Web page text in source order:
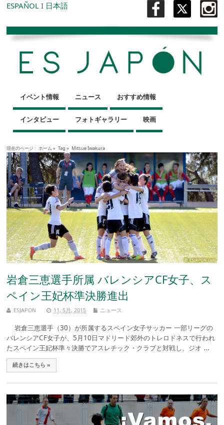
ESPAÑOL I 日本語
イベント情報 ニュース おすすめ情報
インタビュー フォトギャラリー 映画
現在のページ : ホーム » Tag » Mitsue Iwakura
岩倉三恵選手所属 バレンシアCF女子、ス
ペイン王妃杯準決勝進出
ESJAPON 11, 5月, 2015 ニュース
岩倉三恵選手（30）が所属するスペイン女子サッカー 一部リーグの
バレンシアCF女子が、5月10日マドリード郊外のトレロドネスで行われ
たスペイン王妃杯準々決勝でアスレチック・クラブと対戦し、ジオ ...
続きはこちら »